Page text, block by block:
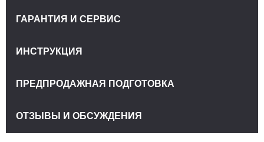
ГАРАНТИЯ И СЕРВИС
ИНСТРУКЦИЯ
ПРЕДПРОДАЖНАЯ ПОДГОТОВКА
ОТЗЫВЫ И ОБСУЖДЕНИЯ